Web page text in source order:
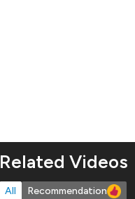
Related Videos
All Recommendation